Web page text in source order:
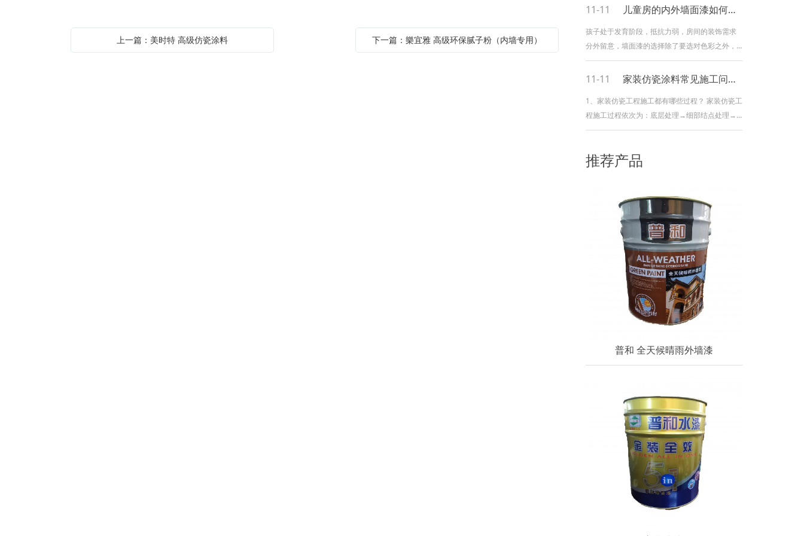
上一篇：美时特 高级仿瓷涂料 下一篇：樂宜雅 高级环保腻子粉（内墙专用）
11-11 儿童房的内外墙面漆如何选择
孩子处于发育阶段，抵抗力弱，房间的装饰需求
分外留意，墙面漆的选择除了要选对色彩之外，
还要特别留意质量。如果选错了墙面漆，孩子的
健康就会受到影响。 儿童房墙面漆选错的四大损
11-11 家装仿瓷涂料常见施工问题详解
1、家装仿瓷工程施工都有哪些过程？ 家装仿瓷工
程施工过程依次为：底层处理→细部结点处理→
仿瓷底涂→大面积涂刷→闭水实验→做维护层。
施工中细节很重要，千万不能“
推荐产品
普和 全天候晴雨外墙漆